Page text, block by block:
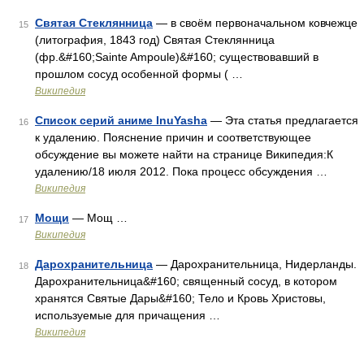
15 Святая Стеклянница — в своём первоначальном ковчежце
(литография, 1843 год) Святая Стеклянница
(фр.&#160;Sainte Ampoule)&#160; существовавший в
прошлом сосуд особенной формы ( …
Википедия
16 Список серий аниме InuYasha — Эта статья предлагается
к удалению. Пояснение причин и соответствующее
обсуждение вы можете найти на странице Википедия:К
удалению/18 июля 2012. Пока процесс обсуждения …
Википедия
17 Мощи — Мощ …
Википедия
18 Дарохранительница — Дарохранительница, Нидерланды.
Дарохранительница&#160; священный сосуд, в котором
хранятся Святые Дары&#160; Тело и Кровь Христовы,
используемые для причащения …
Википедия